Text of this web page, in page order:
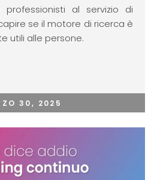
professionisti al servizio di
se il motore di ricerca è
utili alle persone.
30, 2025